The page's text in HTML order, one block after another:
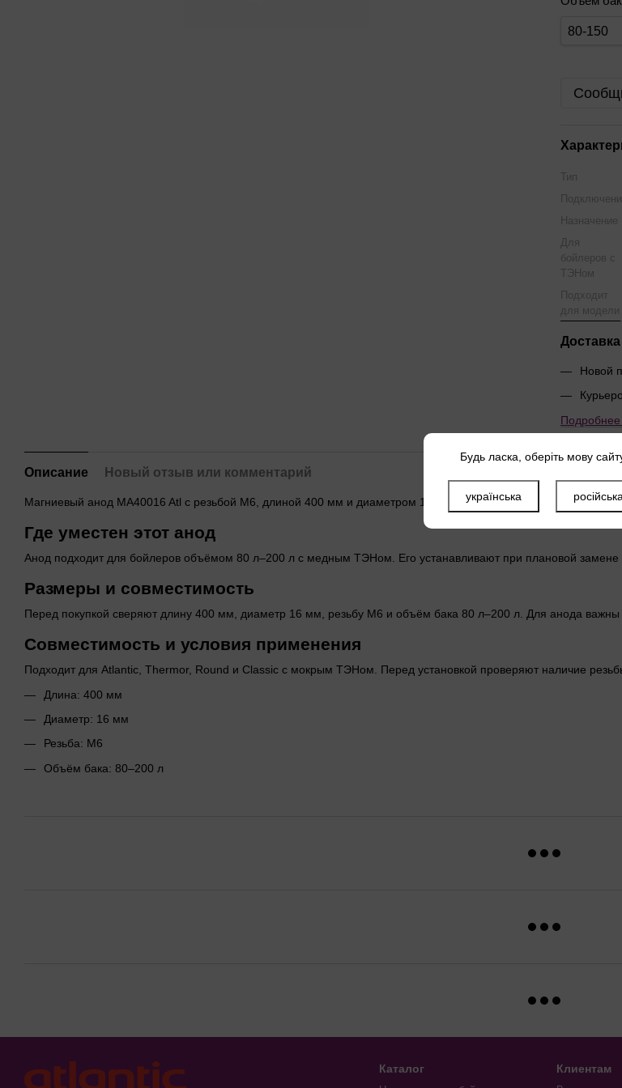
80-150
Тип
Назначение
Для
бойлеров с
ТЭНом
Подходит
для модели
Доставка
Новой
Подробнее
Описание Новый отзыв или комментарий
Магниевый анод MA40016 Atl с резьбой M6, длиной 400 мм и диаметром 16 мм защищает бак
Где уместен этот анод
Анод подходит для бойлеров объёмом 80 л–200 л с медным ТЭНом. Его устанавливают при плановой замене
Размеры и совместимость
Перед покупкой сверяют длину 400 мм, диаметр 16 мм, резьбу M6 и объём бака 80 л–200 л. Для анода
Совместимость и условия применения
Подходит для Atlantic, Thermor, Round и Classic с мокрым ТЭНом. Перед установкой проверяют наличие
Длина: 400 мм
Диаметр: 16 мм
Резьба: M6
Объём бака: 80–200 л
Каталог Клиентам
Будь ласка, оберіть мову
українська російська